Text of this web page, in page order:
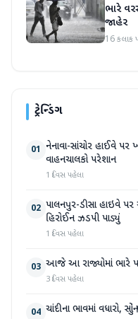
ભારે
જાહેર
16 કલાક
ટ્રેન્ડિંગ
01 નેનાવા-સાંચોર હાઈવે પર
વાહનચાલકો પરેશાન
1 દિવસ પહેલા
02 પાલનપુર-ડીસા હાઇવે
હિરોઈન ઝડપી પાડ્યું
1 દિવસ પહેલા
03 આજે આ રાજ્યોમાં ભારે
3 દિવસ પહેલા
04 ચાંદીના ભાવમાં વધારો,